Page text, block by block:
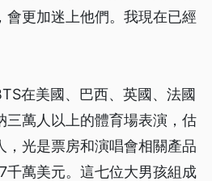
會更加迷上他們。我現在已經
在美國、巴西、英國、法國
三萬人以上的體育場表演，估
，光是票房和演唱會相關產品
千萬美元。這七位大男孩組成